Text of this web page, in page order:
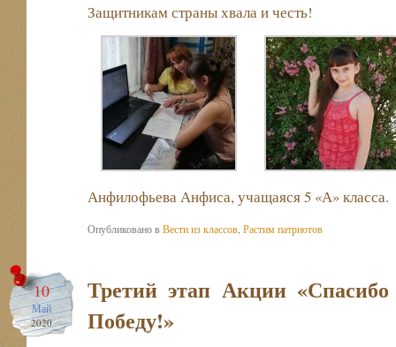
Защитникам страны хвала и честь!
Анфилофьева Анфиса, учащаяся 5 «А» класса.
Опубликовано вВести из классов Растим патриотов
10
Май
2020
Третий этап Акции
Победу!»